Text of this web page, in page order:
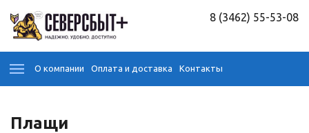
8 (3462) 55-53-08
О компании Оплата и доставка Контакты
Плащи